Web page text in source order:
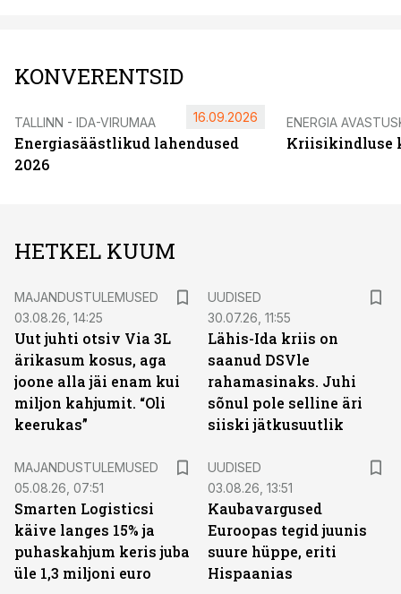
KONVERENTSID
TALLINN - IDA-VIRUMAA
Energiasäästlikud lahendused
2026
16.09.2026 ENERGIA
Kriisikindluse
HETKEL KUUM
MAJANDUSTULEMUSED
03.08.26, 14:25
Uut juhti otsiv Via 3L
ärikasum kosus, aga
joone alla jäi enam kui
miljon kahjumit. “Oli
keerukas”
UUDISED
30.07.26, 11:55
Lähis-Ida kriis on
saanud DSVle
rahamasinaks. Juhi
sõnul pole selline äri
siiski jätkusuutlik
MAJANDUSTULEMUSED
05.08.26, 07:51
Smarten Logisticsi
käive langes 15% ja
puhaskahjum keris juba
üle 1,3 miljoni euro
UUDISED
03.08.26, 13:51
Kaubavargused
Euroopas tegid juunis
suure hüppe, eriti
Hispaanias